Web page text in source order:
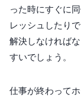
った時にすぐに
レッシュしたり
解決しなければ
すいでしょう。
仕事が終わって